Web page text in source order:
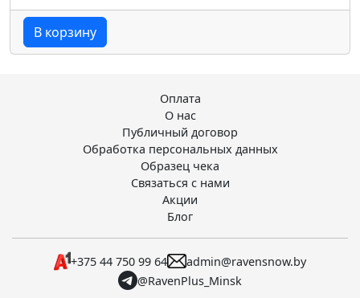
В корзину
Оплата
О нас
Публичный договор
Обработка персональных данных
Образец чека
Связаться с нами
Акции
Блог
+375 44 750 99 64
admin@ravensnow.by
@RavenPlus_Minsk